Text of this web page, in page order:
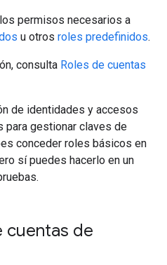
permisos necesarios a
u otros roles predefinidos.
consulta Roles de cuentas
de identidades y accesos
para gestionar claves de
conceder roles básicos en
sí puedes hacerlo en un
cuentas de